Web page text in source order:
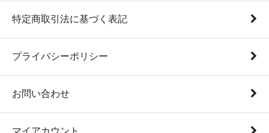
特定商取引法に基づく表記
プライバシーポリシー
お問い合わせ
マイアカウント